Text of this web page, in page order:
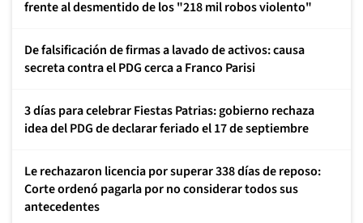
frente al desmentido de los "218 mil robos violento"
De falsificación de firmas a lavado de activos: causa
secreta contra el PDG cerca a Franco Parisi
3 días para celebrar Fiestas Patrias: gobierno rechaza
idea del PDG de declarar feriado el 17 de septiembre
Le rechazaron licencia por superar 338 días de reposo:
Corte ordenó pagarla por no considerar todos sus
antecedentes